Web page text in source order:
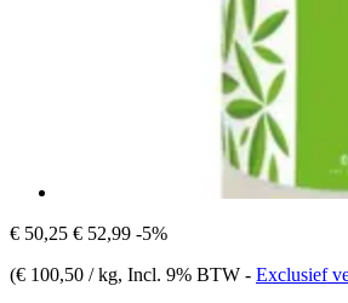
€ 50,25 € 52,99 -5%
(€ 100,50 / kg, Incl. 9% BTW - Exclusief